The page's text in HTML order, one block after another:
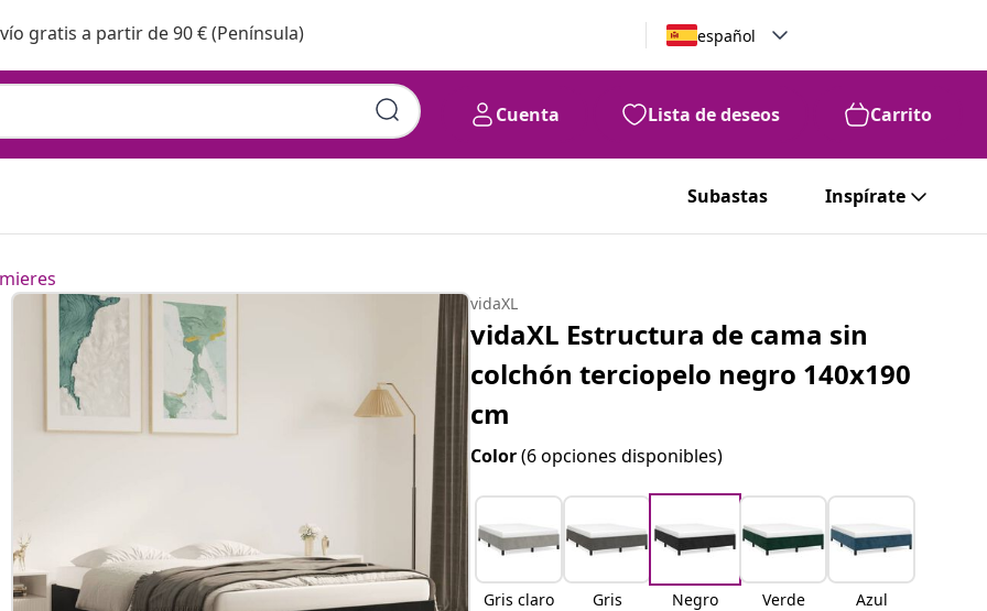
gratis a partir de 90 € (Península) español
Cuenta Lista de deseos Carrito
Subastas Inspírate
vidaXL
vidaXL Estructura de cama sin
colchón terciopelo negro 140x190
cm
Color(6 opciones disponibles)
Gris claro
Gris
Negro
Verde
Azul